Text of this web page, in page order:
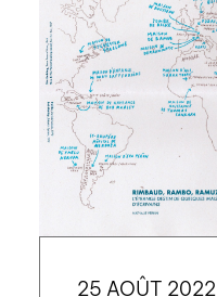
25 AOÛT 2022